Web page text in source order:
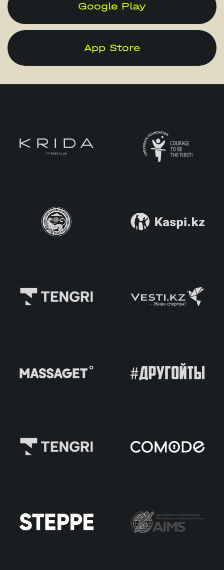
Google Play
App Store